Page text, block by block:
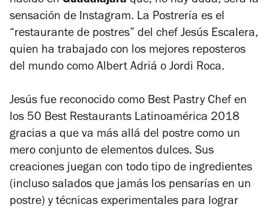
sensación de Instagram. La Postrería es el
“restaurante de postres” del chef Jesús Escalera,
quien ha trabajado con los mejores reposteros
del mundo como Albert Adriá o Jordi Roca.
Jesús fue reconocido como Best Pastry Chef en
los 50 Best Restaurants Latinoamérica 2018
gracias a que va más allá del postre como un
mero conjunto de elementos dulces. Sus
creaciones juegan con todo tipo de ingredientes
(incluso salados que jamás los pensarías en un
postre) y técnicas experimentales para lograr